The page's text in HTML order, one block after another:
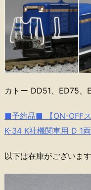
カトー DD51、ED75、
■予約品■ 【ON-OFF
K-34 K社機関車用 D 1
以下は在庫がございます